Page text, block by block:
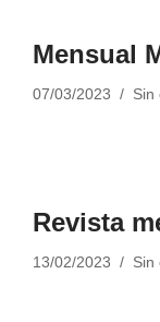
Mensual
07/03/2023 Sin
Revista
13/02/2023 Sin